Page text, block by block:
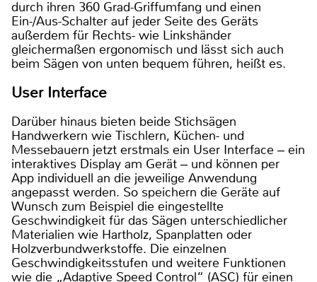
durch ihren 360 Grad-Griffumfang und einen
Ein-/Aus-Schalter auf jeder Seite des Geräts
außerdem für Rechts- wie Linkshänder
gleichermaßen ergonomisch und lässt sich auch
beim Sägen von unten bequem führen, heißt es.
User Interface
Darüber hinaus bieten beide Stichsägen
Handwerkern wie Tischlern, Küchen- und
Messebauern jetzt erstmals ein User Interface ‒ ein
interaktives Display am Gerät ‒ und können per
App individuell an die jeweilige Anwendung
angepasst werden. So speichern die Geräte auf
Wunsch zum Beispiel die eingestellte
Geschwindigkeit für das Sägen unterschiedlicher
Materialien wie Hartholz, Spanplatten oder
Holzverbundwerkstoffe. Die einzelnen
Geschwindigkeitsstufen und weitere Funktionen
wie die „Adaptive Speed Control“ (ASC) für einen